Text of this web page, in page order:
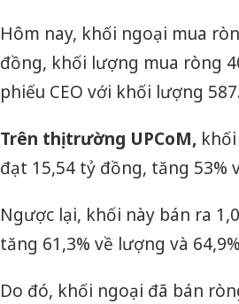
Hôm nay, khối ngoại mua
đồng, khối lượng mua ròng
phiếu CEO với khối lượng
Trên thị trường UPCoM,
đạt 15,54 tỷ đồng, tăng 53%
Ngược lại, khối này bán ra
tăng 61,3% về lượng và
Do đó, khối ngoại đã bán